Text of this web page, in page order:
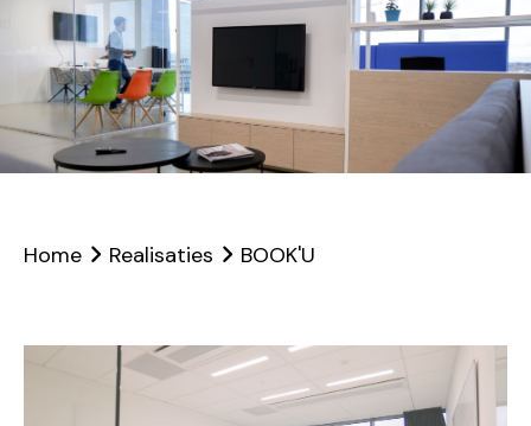
Home Realisaties BOOK'U